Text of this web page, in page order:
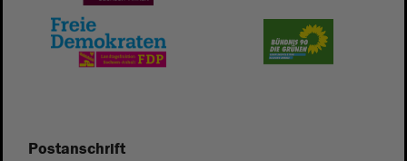
Postanschrift